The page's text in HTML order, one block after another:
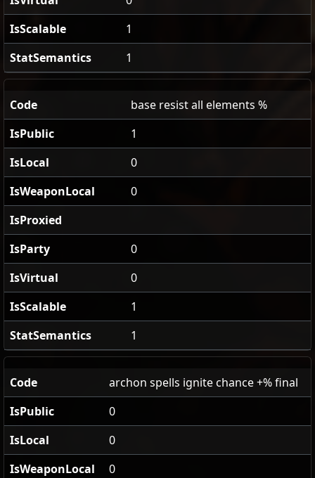
IsScalable
1
StatSemantics
1
Code
base resist all elements %
IsPublic
1
IsLocal
0
IsWeaponLocal
0
IsProxied
IsParty
0
IsVirtual
0
IsScalable
1
StatSemantics
1
Code
archon spells ignite chance +% final
IsPublic
0
IsLocal
0
IsWeaponLocal
0